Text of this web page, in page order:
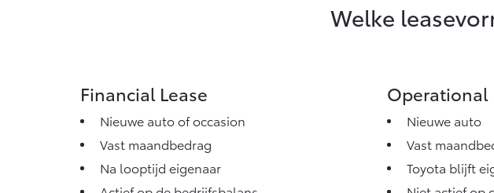
Welke
Financial Lease
Nieuwe auto of occasion
Vast maandbedrag
Na looptijd eigenaar
Operational
Nieuwe auto
Vast
Toyota blijft